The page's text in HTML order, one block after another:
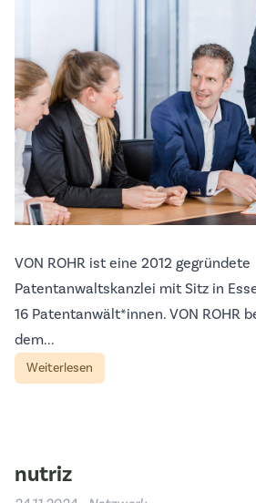
VON ROHR ist eine 2012 gegründete
Patentanwaltskanzlei mit Sitz in
16 Patentanwält*innen. VON ROHR
dem...
Weiterlesen
nutriz